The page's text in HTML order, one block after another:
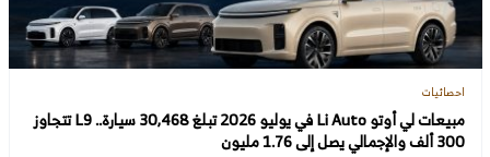
احصائيات
مبيعات لي أوتو Li Auto في يوليو 2026 تبلغ 30,468 سيارة.. L9 تتجاوز
300 ألف والإجمالي يصل إلى 1.76 مليون